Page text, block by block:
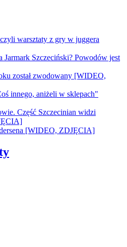
warsztaty z gry w juggera
Jarmark Szczeciński? Powodów jest
został zwodowany [WIDEO,
innego, aniżeli w sklepach"
Część Szczecinian widzi
[WIDEO, ZDJĘCIA]